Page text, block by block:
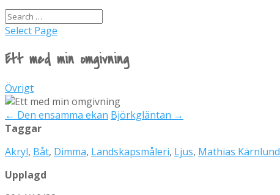
Select Page
Ett med min omgivning
Övrigt
← Den ensamma ekan Björkgläntan →
Taggar
Akryl, Båt, Dimma, Landskapsmåleri, Ljus, Mathias Kärnlund
Upplagd